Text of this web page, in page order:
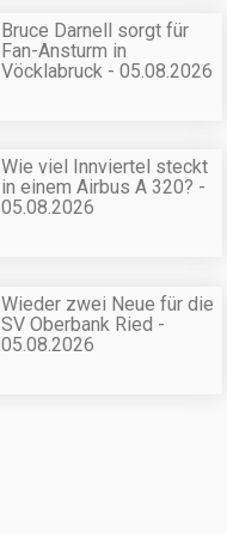
Bruce Darnell sorgt für
Fan-Ansturm in
Vöcklabruck - 05.08.2026
Wie viel Innviertel steckt
in einem Airbus A 320? -
05.08.2026
Wieder zwei Neue für die
SV Oberbank Ried -
05.08.2026